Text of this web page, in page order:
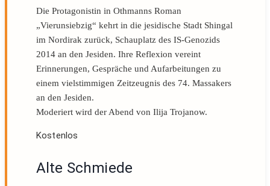
Die Protagonistin in Othmanns Roman
„Vierunsiebzig“ kehrt in die jesidische Stadt Shingal
im Nordirak zurück, Schauplatz des IS-Genozids
2014 an den Jesiden. Ihre Reflexion vereint
Erinnerungen, Gespräche und Aufarbeitungen zu
einem vielstimmigen Zeitzeugnis des 74. Massakers
an den Jesiden.
Moderiert wird der Abend von Ilija Trojanow.
Kostenlos
Alte Schmiede